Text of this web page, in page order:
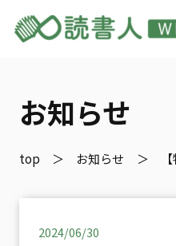
お知らせ
top お知らせ
2024/06/30